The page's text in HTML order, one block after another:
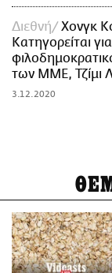
Διεθνή
Χονγκ
Κατηγορείται
των ΜΜΕ, Τζίμι
3.12.2020